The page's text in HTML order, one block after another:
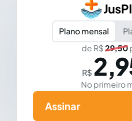
Plano mensal
de R$29,50
R$
No primeiro
Assinar